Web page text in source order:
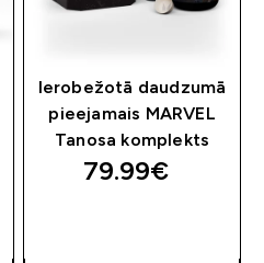
Ierobežotā daudzumā
pieejamais MARVEL
Tanosa komplekts
79.99€‎